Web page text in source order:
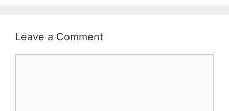
Leave a Comment